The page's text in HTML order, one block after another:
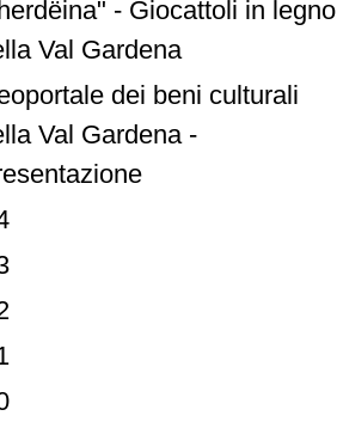
- Giocattoli in legno
Val Gardena
dei beni culturali
Val Gardena -